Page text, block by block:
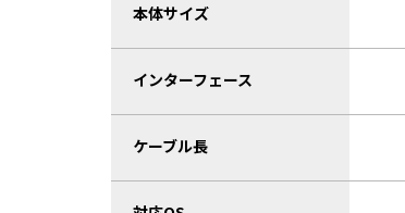
本体サイズ
インターフェース
ケーブル長